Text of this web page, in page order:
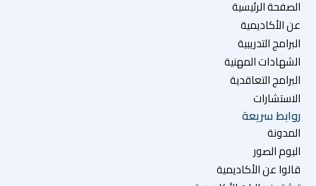
الصفحة الرئيسية
عن الأكاديمية
البرامج التدريبية
الشهادات المهنية
البرامج التعاقدية
الاستشارات
روابط سريعة
المدونة
البوم الصور
قالوا عن الأكاديمية